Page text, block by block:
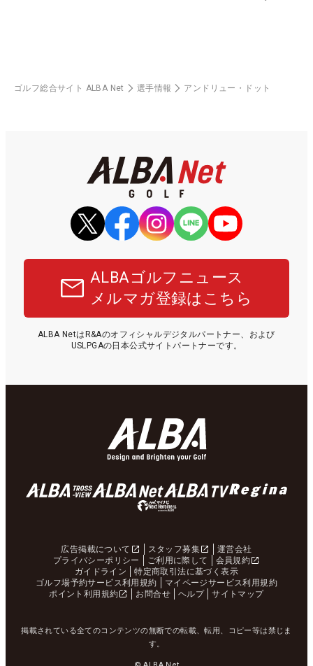
ゴルフ総合サイト ALBA Net 選手情報 アンドリュー・ドット
ALBAゴルフニュース
メルマガ登録はこちら
ALBA NetはR&Aのオフィシャルデジタルパートナー、および
USLPGAの日本公式サイトパートナーです。
広告掲載について スタッフ募集
運営会社
プライバシーポリシー
ご利用に際して
会員規約
ガイドライン
特定商取引法に基づく表示
ゴルフ場予約サービス利用規約
マイページサービス利用規約
ポイント利用規約
お問合せ ヘルプ サイトマップ
掲載されている全てのコンテンツの無断での転載、転用、コピー等は禁じま
す。